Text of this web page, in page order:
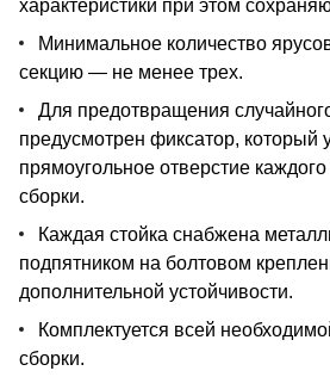
характеристики при этом
Минимальное количество
секцию — не менее трех.
Для предотвращения
предусмотрен фиксатор, который
прямоугольное отверстие
сборки.
Каждая стойка снабжена
подпятником на болтовом
дополнительной устойчивости.
Комплектуется всей
сборки.